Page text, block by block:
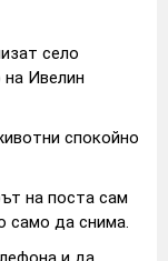
село
Ивелин
спокойно
на поста сам
само да снима.